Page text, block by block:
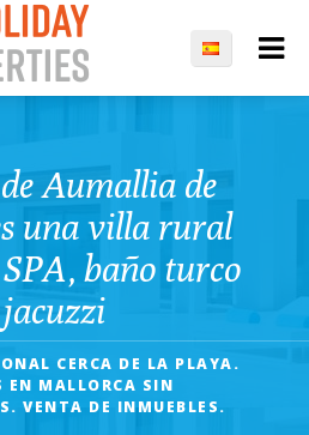
Aumallia de
una villa rural
baño turco
CERCA DE LA PLAYA.
EN MALLORCA SIN
VENTA DE INMUEBLES.